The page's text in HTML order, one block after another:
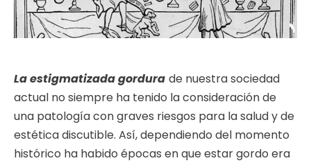
La estigmatizada gordura de nuestra sociedad
actual no siempre ha tenido la consideración de
una patología con graves riesgos para la salud y de
estética discutible. Así, dependiendo del momento
histórico ha habido épocas en que estar gordo era